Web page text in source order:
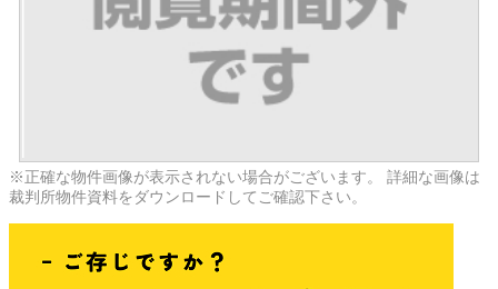
※正確な物件画像が表示されない場合がございます。 詳細な画像は
裁判所物件資料をダウンロードしてご確認下さい。